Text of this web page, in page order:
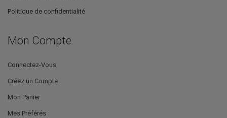
Politique de confidentialité
Mon Compte
Connectez-Vous
Créez un Compte
Mon Panier
Mes Préférés